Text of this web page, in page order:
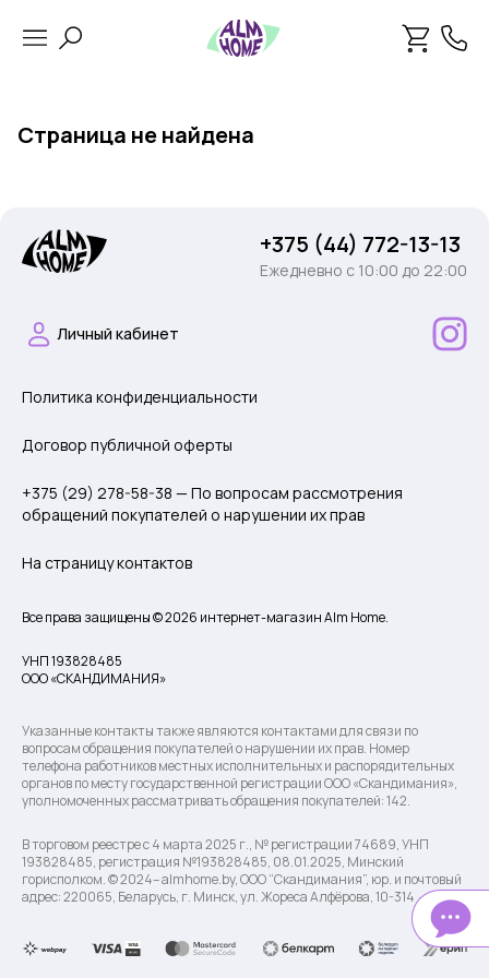
Страница не найдена
+375 (44) 772-13-13
Ежедневно c 10:00 до 22:00
Личный кабинет
Политика конфиденциальности
Договор публичной оферты
+375 (29) 278-58-38 — По вопросам рассмотрения
обращений покупателей о нарушении их прав
На страницу контактов
Все права защищены © 2026 интернет-магазин Alm Home.
УНП 193828485
ООО «СКАНДИМАНИЯ»
Указанные контакты также являются контактами для связи по
вопросам обращения покупателей о нарушении их прав. Номер
телефона работников местных исполнительных и распорядительных
органов по месту государственной регистрации ООО «Скандимания»,
уполномоченных рассматривать обращения покупателей: 142.
В торговом реестре с 4 марта 2025 г., № регистрации 74689, УНП
193828485, регистрация №193828485, 08.01.2025, Минский
горисполком. © 2024– almhome.by, ООО “Скандимания”, юр. и почтовый
адрес: 220065, Беларусь, г. Минск, ул. Жореса Алфёрова, 10-314